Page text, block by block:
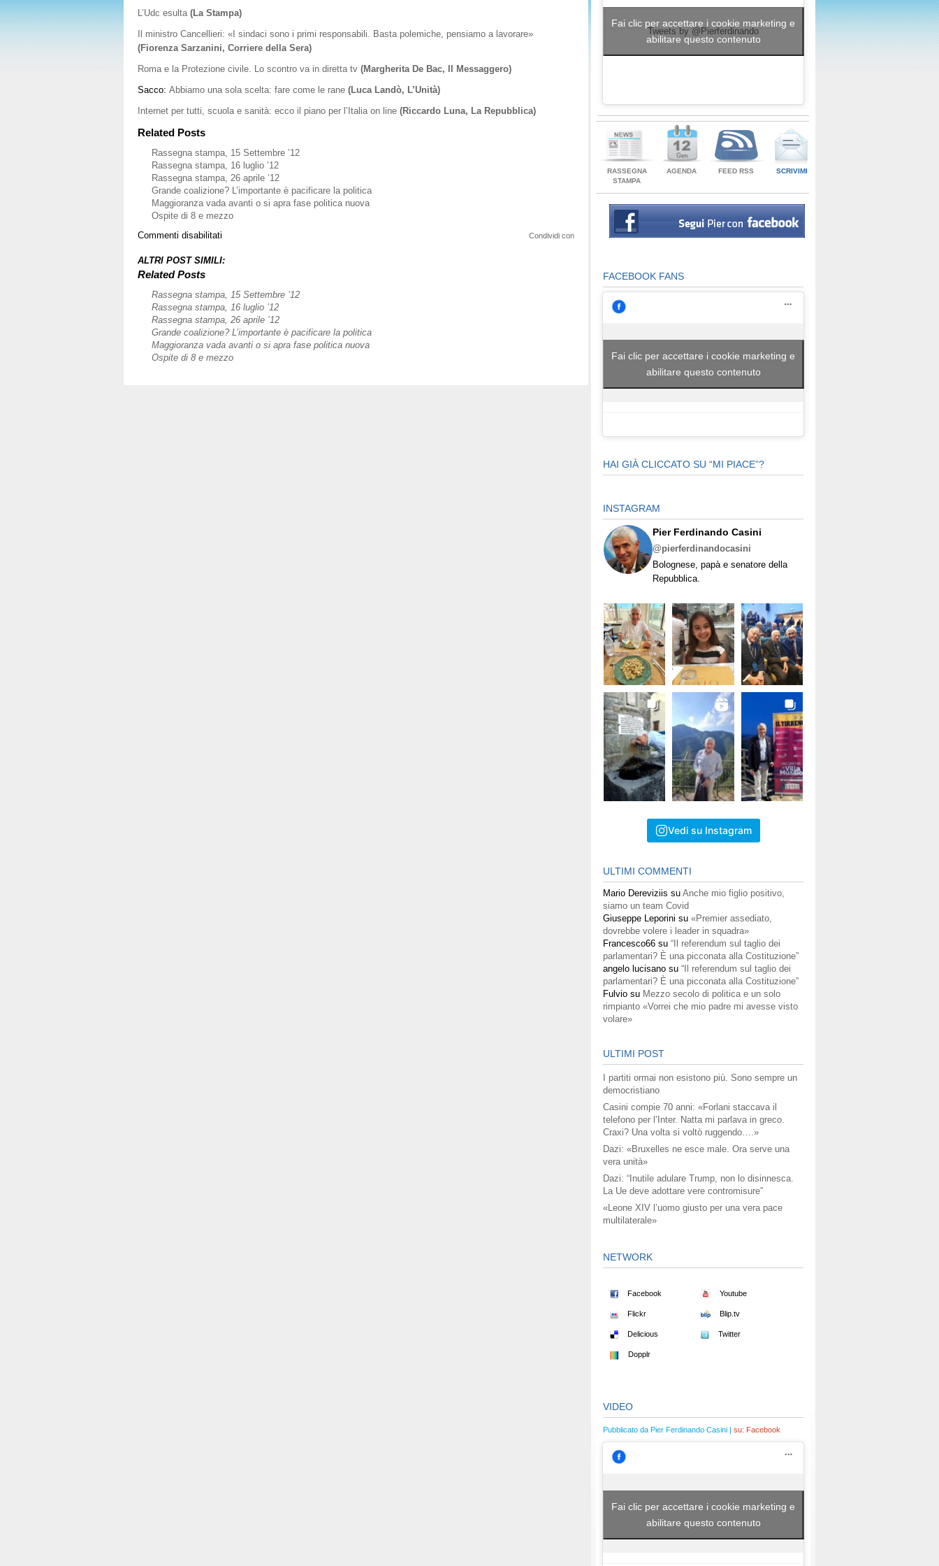
L’Udc esulta (La Stampa)
Il ministro Cancellieri: «I sindaci sono i primi responsabili. Basta polemiche, pensiamo a lavorare»
(Fiorenza Sarzanini, Corriere della Sera)
Roma e la Protezione civile. Lo scontro va in diretta tv (Margherita De Bac, Il Messaggero)
Sacco: Abbiamo una sola scelta: fare come le rane (Luca Landò, L’Unità)
Internet per tutti, scuola e sanità: ecco il piano per l’Italia on line (Riccardo Luna, La Repubblica)
Related Posts
Rassegna stampa, 15 Settembre ’12
Rassegna stampa, 16 luglio ’12
Rassegna stampa, 26 aprile ’12
Grande coalizione? L’importante è pacificare la politica
Maggioranza vada avanti o si apra fase politica nuova
Ospite di 8 e mezzo
Commenti disabilitati
stampa,
’12
ALTRI POST SIMILI:
Related Posts
Rassegna stampa, 15 Settembre ’12
Rassegna stampa, 16 luglio ’12
Rassegna stampa, 26 aprile ’12
Grande coalizione? L’importante è pacificare la politica
Maggioranza vada avanti o si apra fase politica nuova
Ospite di 8 e mezzo
Condividi con
Tweets by @Pierferdinando
Fai clic per accettare i cookie marketing e
abilitare questo contenuto
RASSEGNA
STAMPA
AGENDA FEED RSS SCRIVIMI
FACEBOOK FANS
Fai clic per accettare i cookie marketing e
abilitare questo contenuto
HAI GIÀ CLICCATO SU “MI PIACE”?
INSTAGRAM
Pier Ferdinando Casini
@pierferdinandocasini
Bolognese, papà e senatore della
Repubblica.
Vedi su Instagram
ULTIMI COMMENTI
Mario Dereviziis su Anche mio figlio positivo,
siamo un team Covid
Giuseppe Leporini su «Premier assediato,
dovrebbe volere i leader in squadra»
Francesco66 su “Il referendum sul taglio dei
parlamentari? È una picconata alla Costituzione”
angelo lucisano su “Il referendum sul taglio dei
parlamentari? È una picconata alla Costituzione”
Fulvio su Mezzo secolo di politica e un solo
rimpianto «Vorrei che mio padre mi avesse visto
volare»
ULTIMI POST
I partiti ormai non esistono più. Sono sempre un
democristiano
Casini compie 70 anni: «Forlani staccava il
telefono per l’Inter. Natta mi parlava in greco.
Craxi? Una volta si voltò ruggendo….»
Dazi: «Bruxelles ne esce male. Ora serve una
vera unità»
Dazi: “Inutile adulare Trump, non lo disinnesca.
La Ue deve adottare vere contromisure”
«Leone XIV l’uomo giusto per una vera pace
multilaterale»
NETWORK
Facebook Youtube
Flickr Blip.tv
Delicious Twitter
Dopplr
VIDEO
Pubblicato da Pier Ferdinando Casini | su: Facebook
Fai clic per accettare i cookie marketing e
abilitare questo contenuto